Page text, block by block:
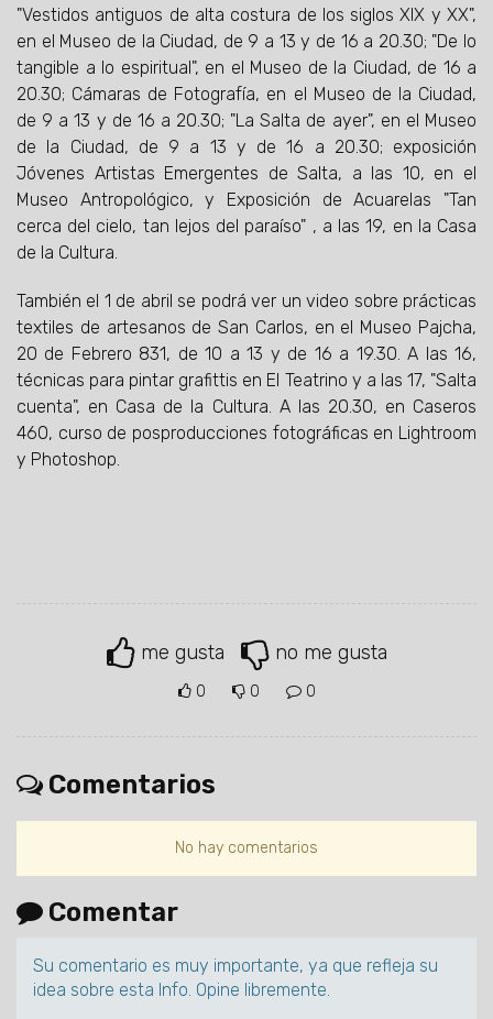
"Vestidos antiguos de alta costura de los siglos XIX y XX",
en el Museo de la Ciudad, de 9 a 13 y de 16 a 20.30; "De lo
tangible a lo espiritual", en el Museo de la Ciudad, de 16 a
20.30; Cámaras de Fotografía, en el Museo de la Ciudad,
de 9 a 13 y de 16 a 20.30; "La Salta de ayer", en el Museo
de la Ciudad, de 9 a 13 y de 16 a 20.30; exposición
Jóvenes Artistas Emergentes de Salta, a las 10, en el
Museo Antropológico, y Exposición de Acuarelas "Tan
cerca del cielo, tan lejos del paraíso" , a las 19, en la Casa
de la Cultura.
También el 1 de abril se podrá ver un video sobre prácticas
textiles de artesanos de San Carlos, en el Museo Pajcha,
20 de Febrero 831, de 10 a 13 y de 16 a 19.30. A las 16,
técnicas para pintar grafittis en El Teatrino y a las 17, "Salta
cuenta", en Casa de la Cultura. A las 20.30, en Caseros
460, curso de posproducciones fotográficas en Lightroom
y Photoshop.
me gusta no me gusta
0 0 0
Comentarios
No hay comentarios
Comentar
Su comentario es muy importante, ya que refleja su
idea sobre esta Info. Opine libremente.